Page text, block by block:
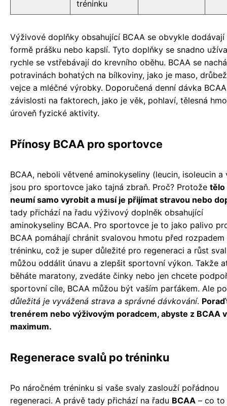
tréninku
Výživové doplňky obsahující BCAA se obvykle dodávají
formě prášku nebo kapslí. Tyto doplňky se snadno
rychle se vstřebávají do krevního oběhu. BCAA se
potravinách bohatých na bílkoviny, jako je maso,
vejce a mléčné výrobky. Doporučená denní dávka
závislosti na faktorech, jako je věk, pohlaví, tělesná
úroveň fyzické aktivity.
Přínosy BCAA pro sportovce
BCAA, neboli větvené aminokyseliny (leucin, isoleucin a
jsou pro sportovce jako tajná zbraň. Proč? Protože tělo
neumí samo vyrobit a musí je přijímat stravou nebo
tady přichází na řadu výživový doplněk obsahující
aminokyseliny BCAA. Pro sportovce je to jako palivo
BCAA pomáhají chránit svalovou hmotu před rozpadem
tréninku, což je super důležité pro regeneraci a růst
můžou oddálit únavu a zlepšit sportovní výkon. Takže
běháte maratony, zvedáte činky nebo jen chcete
sportovní cíle, BCAA můžou být vaším parťákem. Ale
důležitá je vyvážená strava a správné dávkování.
trenérem nebo výživovým poradcem, abyste z BCAA
maximum.
Regenerace svalů po tréninku
Po náročném tréninku si vaše svaly zaslouží pořádnou
regeneraci. A právě tady přichází na řadu BCAA – co to